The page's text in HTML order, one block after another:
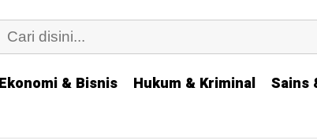
Ekonomi & Bisnis Hukum & Kriminal Sains
Ekonomi & Bisnis Hukum & Kriminal Sains